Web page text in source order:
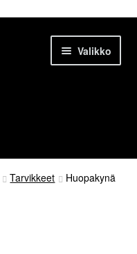
Valikko
Tarvikkeet
Huopakynä